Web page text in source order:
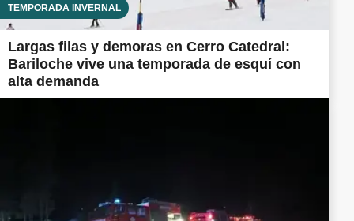
TEMPORADA INVERNAL
Largas filas y demoras en Cerro Catedral:
Bariloche vive una temporada de esquí con
alta demanda